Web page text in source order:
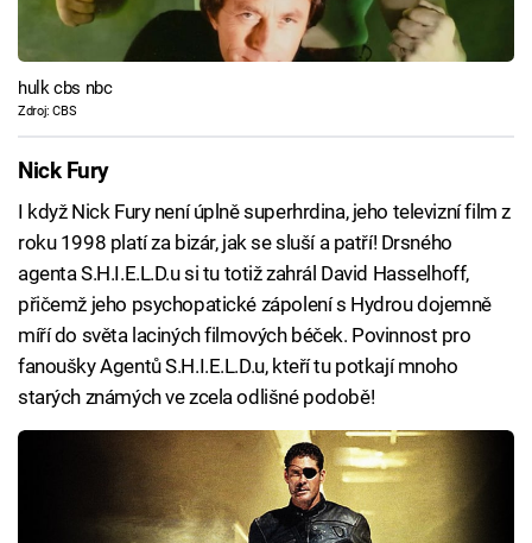
hulk cbs nbc
Zdroj: CBS
Nick Fury
I když Nick Fury není úplně superhrdina, jeho televizní film z
roku 1998 platí za bizár, jak se sluší a patří! Drsného
agenta S.H.I.E.L.D.u si tu totiž zahrál David Hasselhoff,
přičemž jeho psychopatické zápolení s Hydrou dojemně
míří do světa laciných filmových béček. Povinnost pro
fanoušky Agentů S.H.I.E.L.D.u, kteří tu potkají mnoho
starých známých ve zcela odlišné podobě!